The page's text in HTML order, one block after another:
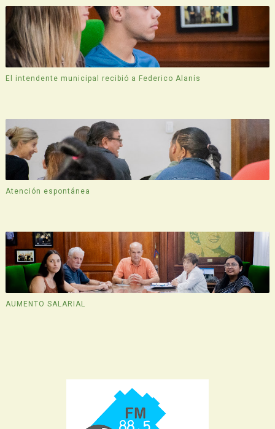
El intendente municipal recibió a Federico Alanís
Atención espontánea
AUMENTO SALARIAL